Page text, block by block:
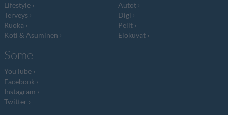
Lifestyle
Terveys
Ruoka
Koti & Asuminen
Autot
Digi
Pelit
Elokuvat
Some
YouTube
Facebook
Instagram
Twitter